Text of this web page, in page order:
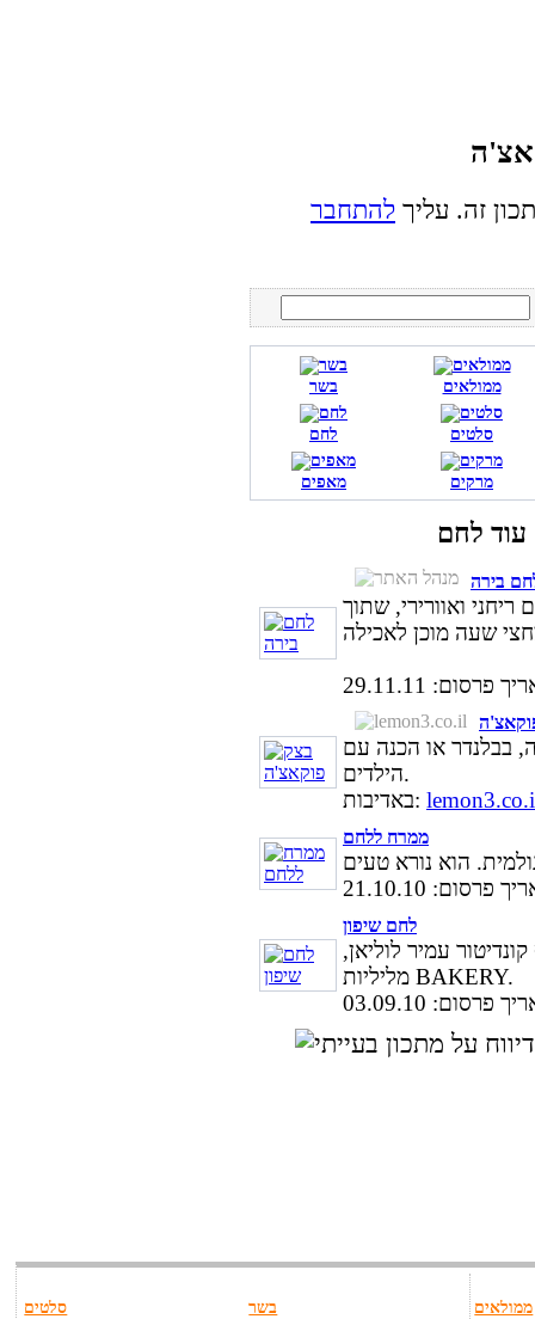
זה. עליך להתחבר
בשר ממולאים
לחם סלטים
מאפים מרקים
בירה
ואוורירי, שתוך
פרסום: 29.11.11
בבלנדר או הכנה עם
הילדים.
באדיבות:
ממרח ללחם
פרסום: 21.10.10
לחם שיפון
עמיר לוליאן,
מליליות BAKERY.
פרסום: 03.09.10
סלטים
בשר
ממולאים